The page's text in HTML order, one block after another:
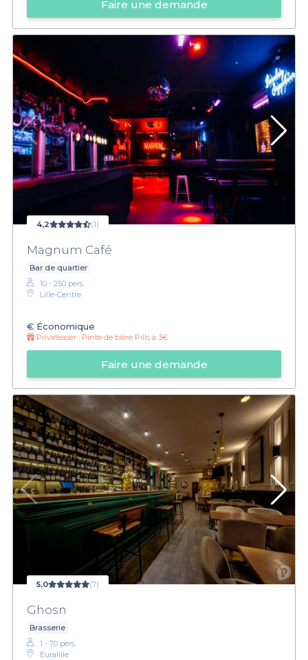
Faire une demande
4,2 (1)
Magnum Café
Bar de quartier
10 - 250 pers.
Lille-Centre
€ Économique
Privateaser : Pinte de bière Pills à 3€
Faire une demande
5,0 (7)
Ghosn
Brasserie
1 - 70 pers.
Euralille